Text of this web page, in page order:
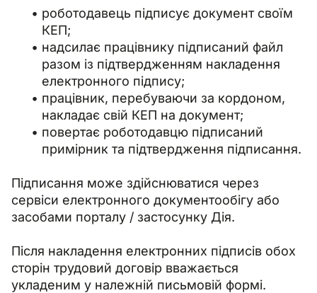
роботодавець підписує документ своїм
КЕП;
надсилає працівнику підписаний файл
разом із підтвердженням накладення
електронного підпису;
працівник, перебуваючи за кордоном,
накладає свій КЕП на документ;
повертає роботодавцю підписаний
примірник та підтвердження підписання.
Підписання може здійснюватися через
сервіси електронного документообігу або
засобами порталу / застосунку Дія.
Після накладення електронних підписів обох
сторін трудовий договір вважається
укладеним у належній письмовій формі.